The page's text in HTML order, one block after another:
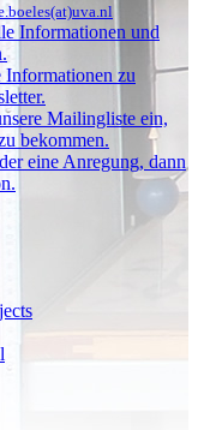
Informationen und
Informationen zu
Mailingliste ein,
bekommen.
eine Anregung, dann